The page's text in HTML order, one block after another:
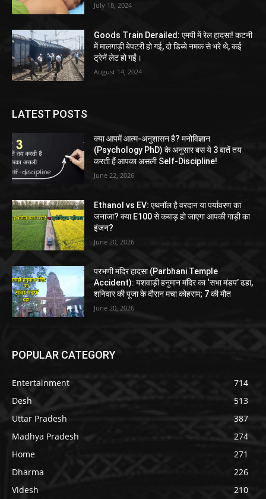
July 18, 2024
Goods Train Derailed: एमपी में रेल हादसा! कटनी
में मालगाड़ी बेपटरी हो गई, दो डिब्बे नमक से भरे थे, कई
ट्रेनें लेट हो गईं।
August 14, 2024
LATEST POSTS
क्या आपमें आत्म-अनुशासन है? मनोविज्ञान
(Psychology PhD) के अनुसार बस ये 3 बातें तय
करती हैं आपका असली Self-Discipline!
June 22, 2026
Ethanol vs EV: एथनॉल है वरदान या पर्यावरण का
जनाजा? क्या E100 से कबाड़ हो जाएगा आपकी गाड़ी का
इंजन?
June 20, 2026
परभणी मंदिर हादसा (Parbhani Temple
Accident): यशवाड़ी हनुमान मंदिर का ‘सभा मंडप’ ढहा,
शनिवार की पूजा के दौरान मचा कोहराम; 7 की मौत
June 20, 2026
POPULAR CATEGORY
Entertainment
714
Desh
513
Uttar Pradesh
387
Madhya Pradesh
274
Home
271
Dharma
226
Videsh
210